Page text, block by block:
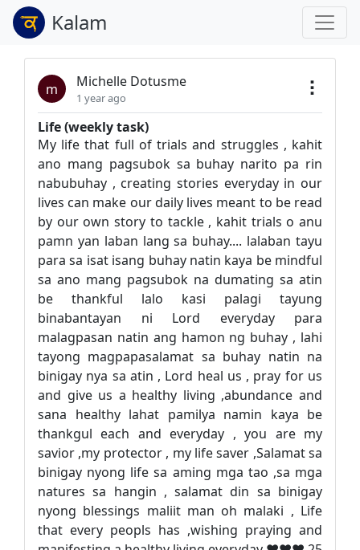
Kalam
m Michelle Dotusme
1 year ago
Life (weekly task)
My life that full of trials and struggles , kahit
ano mang pagsubok sa buhay narito pa rin
nabubuhay , creating stories everyday in our
lives can make our daily lives meant to be read
by our own story to tackle , kahit trials o anu
pamn yan laban lang sa buhay.... lalaban tayu
para sa isat isang buhay natin kaya be mindful
sa ano mang pagsubok na dumating sa atin
be thankful lalo kasi palagi tayung
binabantayan ni Lord everyday para
malagpasan natin ang hamon ng buhay , lahi
tayong magpapasalamat sa buhay natin na
binigay nya sa atin , Lord heal us , pray for us
and give us a healthy living ,abundance and
sana healthy lahat pamilya namin kaya be
thankgul each and everyday , you are my
savior ,my protector , my life saver ,Salamat sa
binigay nyong life sa aming mga tao ,sa mga
natures sa hangin , salamat din sa binigay
nyong blessings maliit man oh malaki , Life
that every peopls has ,wishing praying and